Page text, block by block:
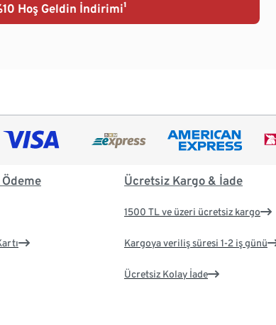
Hoş Geldin İndirimi¹
Ücretsiz Kargo & İade
1500 TL ve üzeri ücretsiz kargo
Kargoya veriliş süresi 1-2 iş günü
Ücretsiz Kolay İade